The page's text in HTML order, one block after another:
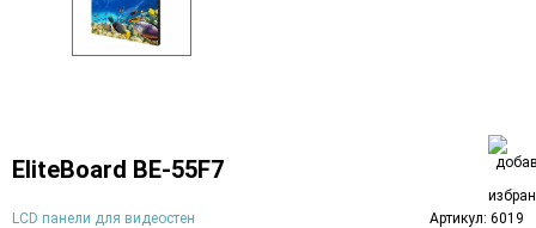
EliteBoard BE-55F7
LCD панели для видеостен Артикул: 6019